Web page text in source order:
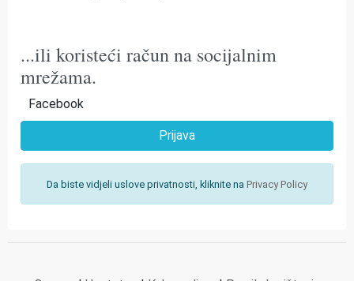
...ili koristeći račun na socijalnim
mrežama.
Facebook
Prijava
Da biste vidjeli uslove privatnosti, kliknite na Privacy Policy